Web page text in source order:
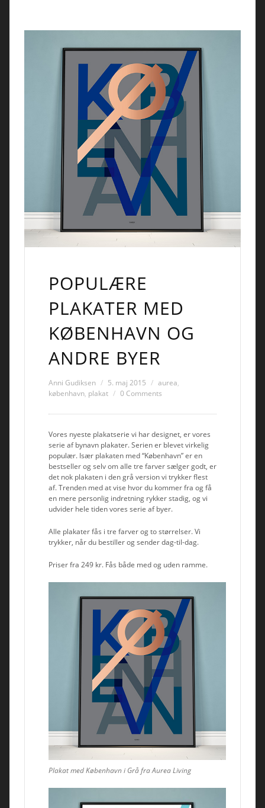
POPULÆRE
PLAKATER MED
KØBENHAVN OG
ANDRE BYER
Anni Gudiksen 5. maj 2015 aurea,
københavn, plakat 0 Comments
Vores nyeste plakatserie vi har designet, er vores
serie af bynavn plakater. Serien er blevet virkelig
populær. Især plakaten med “København” er en
bestseller og selv om alle tre farver sælger godt, er
det nok plakaten i den grå version vi trykker flest
af. Trenden med at vise hvor du kommer fra og få
en mere personlig indretning rykker stadig, og vi
udvider hele tiden vores serie af byer.
Alle plakater fås i tre farver og to størrelser. Vi
trykker, når du bestiller og sender dag-til-dag.
Priser fra 249 kr. Fås både med og uden ramme.
Plakat med København i Grå fra Aurea Living